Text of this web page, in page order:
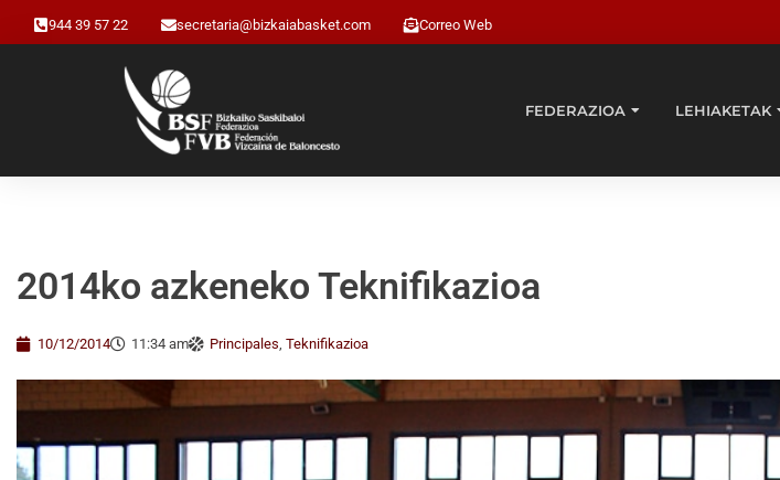
944 39 57 22 secretaria@bizkaiabasket.com Correo Web
FEDERAZIOA LEHIAKETAK
2014ko azkeneko Teknifikazioa
10/12/2014 11:34 am Principales, Teknifikazioa